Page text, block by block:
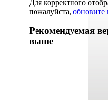
Для корректного
пожалуйста, обновите
Рекомендуемая
выше